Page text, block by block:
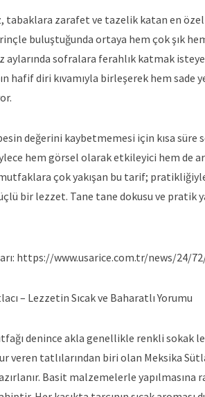
tabaklara zarafet ve tazelik katan en özel
buluştuğunda ortaya hem çok şık
aylarında sofralara ferahlık katmak
hafif diri kıvamıyla birleşerek hem sade
değerini kaybetmemesi için kısa
hem görsel olarak etkileyici hem de
çok yakışan bu tarif;
bir lezzet. Tane tane dokusu ve pratik
https://www.usarice.com.tr/news/24/
– Lezzetin Sıcak ve Baharatlı Yorumu
denince akla genellikle renkli sokak
veren tatlılarından biri olan Meksika
Basit malzemelerle yapılmasına